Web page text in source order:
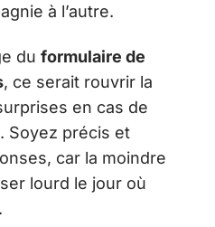
à l’autre.
du formulaire de
, ce serait rouvrir la
en cas de
Soyez précis et
car la moindre
lourd le jour où